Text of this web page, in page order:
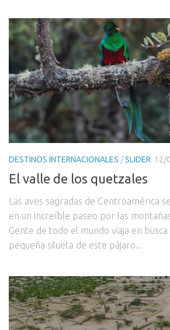
DESTINOS INTERNACIONALES /SLIDER 12/
El valle de los quetzales
Las aves sagradas de Centroamérica
en un increíble paseo por las
Gente de todo el mundo viaja en
pequeña silueta de este pájaro...